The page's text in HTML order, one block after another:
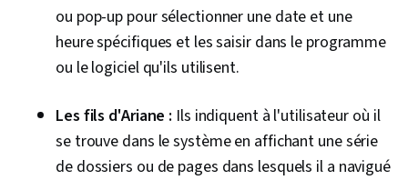
ou pop-up pour sélectionner une date et une
heure spécifiques et les saisir dans le programme
ou le logiciel qu'ils utilisent.
Les fils d'Ariane : Ils indiquent à l'utilisateur où il
se trouve dans le système en affichant une série
de dossiers ou de pages dans lesquels il a navigué